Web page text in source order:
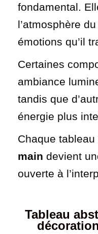
fondamental.
l’atmosphère
émotions qu’il
Certaines
ambiance
tandis que
énergie plus
Chaque tableau
main devient
ouverte à
Tableau